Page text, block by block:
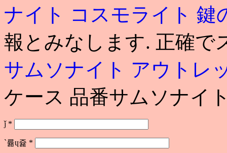
ナイト コスモライト 鍵
報とみなします. 正確で
サムソナイト アウトレ
ケース 品番サムソナイ
ǰ *
`륢ɥ쥹 *